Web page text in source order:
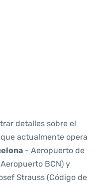
detalles sobre el
que actualmente opera
- Aeropuerto de
BCN) y
Strauss (Código de